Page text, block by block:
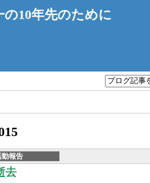
の10年先のために
動報告
去